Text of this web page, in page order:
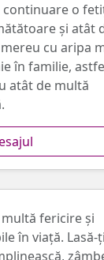
o
și atât
cu aripa
în familie,
atât de multă
fericire și
în viață. Lasă-ți